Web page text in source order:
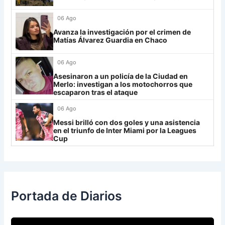
Always Ready
Grupo H
IDV
Rosario Central
UCV FC
06 Ago
Avanza la investigación por el crimen de
Matías Álvarez Guardia en Chaco
06 Ago
Asesinaron a un policía de la Ciudad en
Merlo: investigan a los motochorros que
escaparon tras el ataque
06 Ago
Messi brilló con dos goles y una asistencia
en el triunfo de Inter Miami por la Leagues
Cup
Portada de Diarios